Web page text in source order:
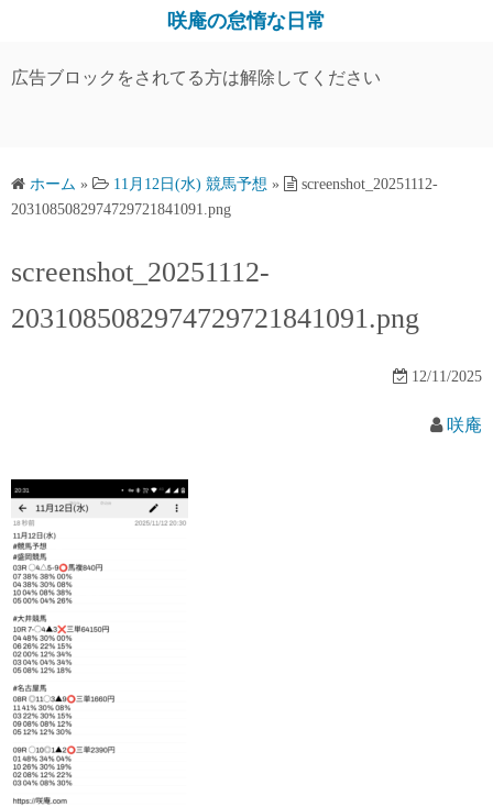
テ
ス
キ
プ
咲庵の怠惰な日常
広告ブロックをされてる方は解除してください
ホーム » 11月12日(水) 競馬予想 »
screenshot_20251112-
2031085082974729721841091.png
screenshot_20251112-
2031085082974729721841091.png
12/11/2025
咲庵